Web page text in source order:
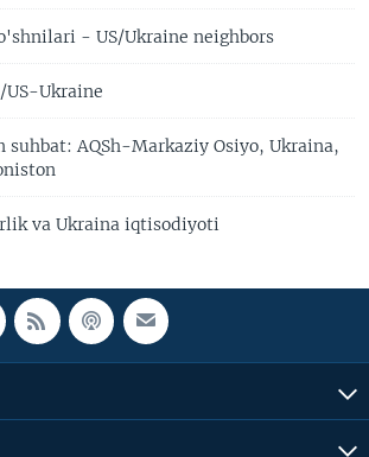
- US/Ukraine neighbors
US-Ukraine
AQSh-Markaziy Osiyo, Ukraina,
va Ukraina iqtisodiyoti